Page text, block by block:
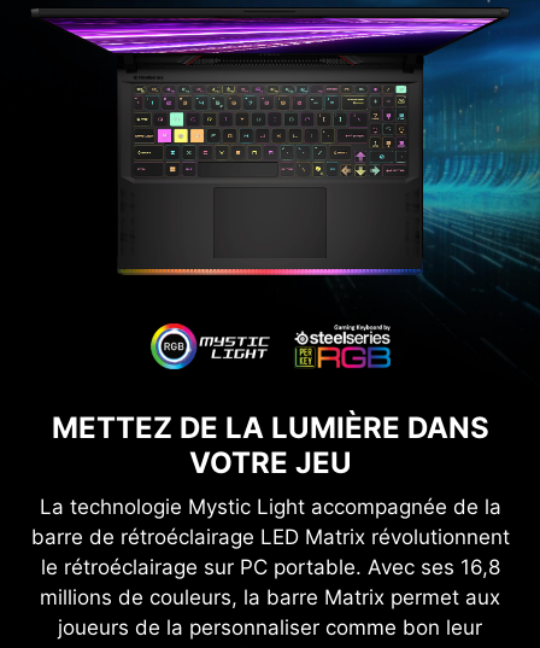
METTEZ DE LA LUMIÈRE DANS
VOTRE JEU
La technologie Mystic Light accompagnée de la
barre de rétroéclairage LED Matrix révolutionnent
le rétroéclairage sur PC portable. Avec ses 16,8
millions de couleurs, la barre Matrix permet aux
joueurs de la personnaliser comme bon leur